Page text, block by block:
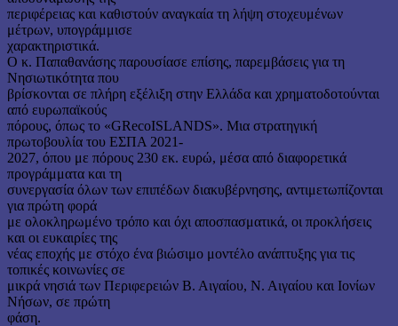
περιφέρειας και καθιστούν αναγκαία τη λήψη στοχευμένων
μέτρων, υπογράμμισε
χαρακτηριστικά.
Ο κ. Παπαθανάσης παρουσίασε επίσης, παρεμβάσεις για τη
Νησιωτικότητα που
βρίσκονται σε πλήρη εξέλιξη στην Ελλάδα και χρηματοδοτούνται
από ευρωπαϊκούς
πόρους, όπως το «GRecoISLANDS». Μια στρατηγική
πρωτοβουλία του ΕΣΠΑ 2021-
2027, όπου με πόρους 230 εκ. ευρώ, μέσα από διαφορετικά
προγράμματα και τη
συνεργασία όλων των επιπέδων διακυβέρνησης, αντιμετωπίζονται
για πρώτη φορά
με ολοκληρωμένο τρόπο και όχι αποσπασματικά, οι προκλήσεις
και οι ευκαιρίες της
νέας εποχής με στόχο ένα βιώσιμο μοντέλο ανάπτυξης για τις
τοπικές κοινωνίες σε
μικρά νησιά των Περιφερειών Β. Αιγαίου, Ν. Αιγαίου και Ιονίων
Νήσων, σε πρώτη
φάση.